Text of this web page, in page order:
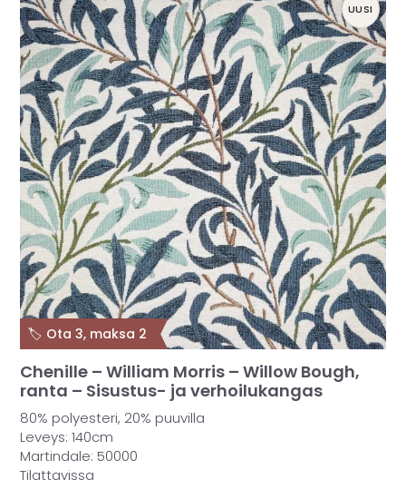
Chenille – William Morris – Willow Bough,
ranta – Sisustus- ja verhoilukangas
80% polyesteri, 20% puuvilla
Leveys: 140cm
Martindale: 50000
Tilattavissa
UUSI
🏷️ Ota 3, maksa 2